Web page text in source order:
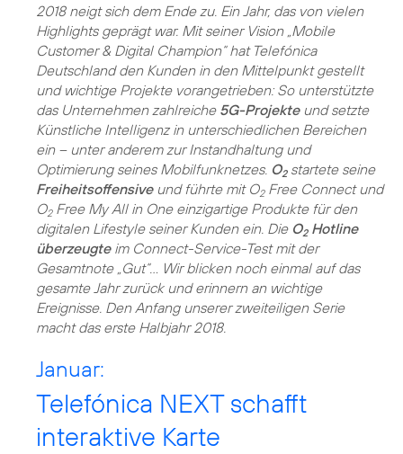
2018 neigt sich dem Ende zu. Ein Jahr, das von vielen
Highlights geprägt war. Mit seiner Vision „Mobile
Customer & Digital Champion“ hat Telefónica
Deutschland den Kunden in den Mittelpunkt gestellt
und wichtige Projekte vorangetrieben: So unterstützte
das Unternehmen zahlreiche 5G-Projekteund setzte
Künstliche Intelligenz in unterschiedlichen Bereichen
ein – unter anderem zur Instandhaltung und
Optimierung seines Mobilfunknetzes. O2startete seine
Freiheitsoffensiveund führte mit O2Free Connect und
O2Free My All in One einzigartige Produkte für den
digitalen Lifestyle seiner Kunden ein. Die O2Hotline
überzeugteim Connect-Service-Test mit der
Gesamtnote „Gut“... Wir blicken noch einmal auf das
gesamte Jahr zurück und erinnern an wichtige
Ereignisse. Den Anfang unserer zweiteiligen Serie
macht das erste Halbjahr 2018.
Januar:
Telefónica NEXT schafft
interaktive Karte